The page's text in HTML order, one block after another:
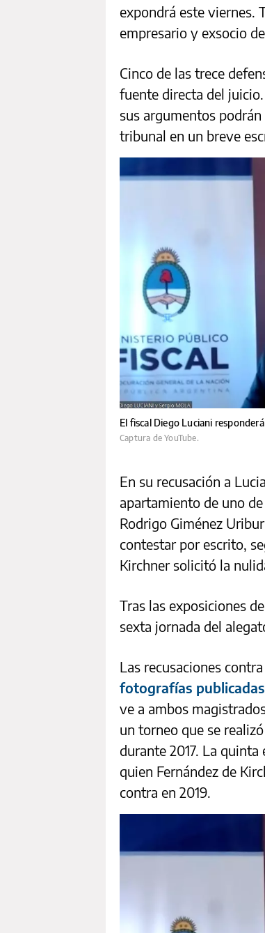
expondrá este viernes.
empresario y exsocio
Cinco de las trece
fuente directa del
sus argumentos
tribunal en un breve
El fiscal Diego Luciani
Captura de YouTube.
En su recusación a
apartamiento de uno
Rodrigo Giménez
contestar por escrito,
Kirchner solicitó la
Tras las exposiciones
sexta jornada del
Las recusaciones
fotografías
ve a ambos
un torneo que se
durante 2017. La
quien Fernández de
contra en 2019.